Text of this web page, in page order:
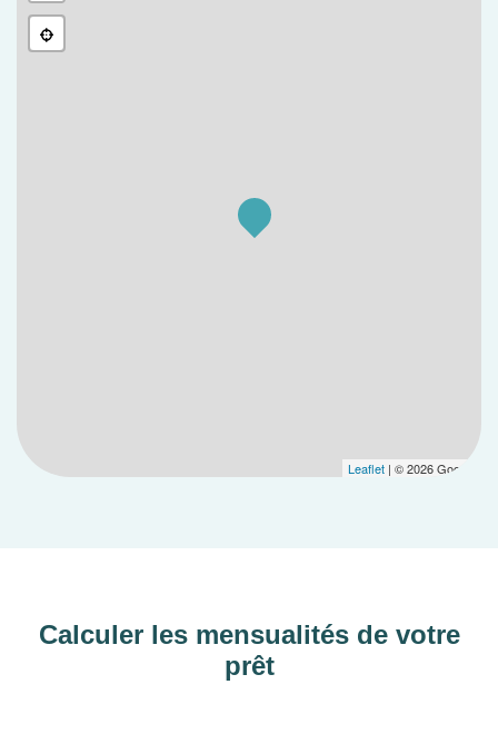
Leaflet | © 2026 Google
Calculer les mensualités de votre
prêt